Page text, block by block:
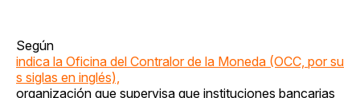
Según
indica la Oficina del Contralor de la Moneda (OCC, por su
s siglas en inglés),
organización que supervisa que instituciones bancarias